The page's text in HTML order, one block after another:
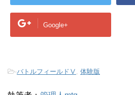
Google+
-バトルフィールドⅤ , 体験版